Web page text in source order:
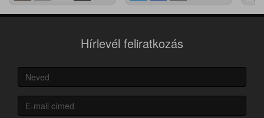
Hírlevél feliratkozás